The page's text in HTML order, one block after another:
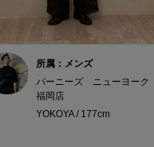
所属：メンズ
バーニーズ ニューヨーク
福岡店
YOKOYA / 177cm